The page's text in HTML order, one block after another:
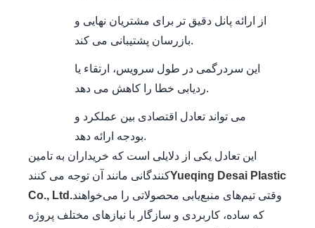
از ارائه پانل دقیق تر برای مشتریان نهایی و
بازرسان پشتیبانی می کند.
این سردرگمی در طول سرویس، ارتقاء یا
ردیابی خطا را کاهش می دهد.
می تواند تعادل اقتصادی بین عملکرد و
بودجه ارائه دهد.
این تعادل یکی از دلایلی است که خریداران به تامین
کنندگانی مانند آن توجه می کنندYueqing Desai Plastic
Co., Ltd.وقتی تیم‌های منبع‌یابی محصولاتی را می‌خواهند
که ساده، کاربردی و سازگار با نیازهای مختلف پروژه